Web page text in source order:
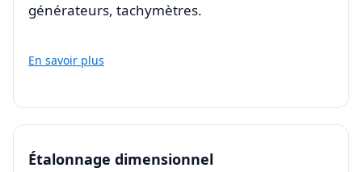
générateurs, tachymètres.
En savoir plus
Étalonnage dimensionnel